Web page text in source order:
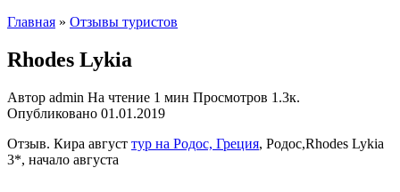
Главная » Отзывы туристов
Rhodes Lykia
Автор admin На чтение 1 мин Просмотров 1.3к.
Опубликовано 01.01.2019
Отзыв. Кира август тур на Родос, Греция, Родос,Rhodes Lykia
3*, начало августа